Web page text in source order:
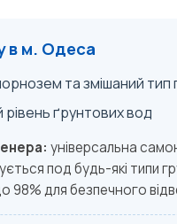
в м. Одеса
та змішаний тип
рівень ґрунтових вод
універсальна
под будь-які типи
98% для безпечного